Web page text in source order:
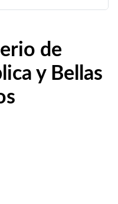
de
y Bellas